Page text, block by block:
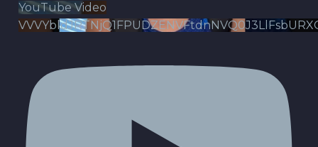
YouTube Video